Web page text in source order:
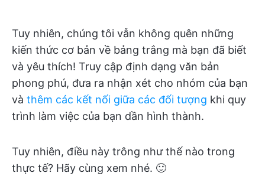
Tuy nhiên, chúng tôi vẫn không quên những
kiến thức cơ bản về bảng trắng mà bạn đã biết
và yêu thích! Truy cập định dạng văn bản
phong phú, đưa ra nhận xét cho nhóm của bạn
và thêm các kết nối giữa các đối tượng khi quy
trình làm việc của bạn dần hình thành.
Tuy nhiên, điều này trông như thế nào trong
thực tế? Hãy cùng xem nhé. 🙂